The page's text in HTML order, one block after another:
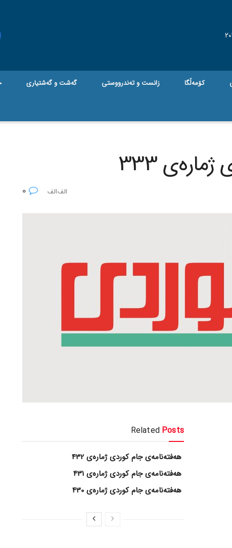
کۆمەڵگا زانست و تەندرووستی گه‌شت و گه‌شتیاری
333
Related Posts
هەفتەنامەی جام کوردی ژمارەی 432
هەفتەنامەی جام کوردی ژمارەی 431
هەفتەنامەی جام کوردی ژمارەی 430